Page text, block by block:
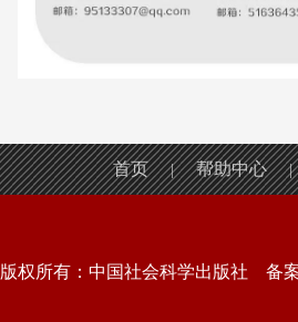
首页 | 帮助中心 |
版权所有：中国社会科学出版社 备